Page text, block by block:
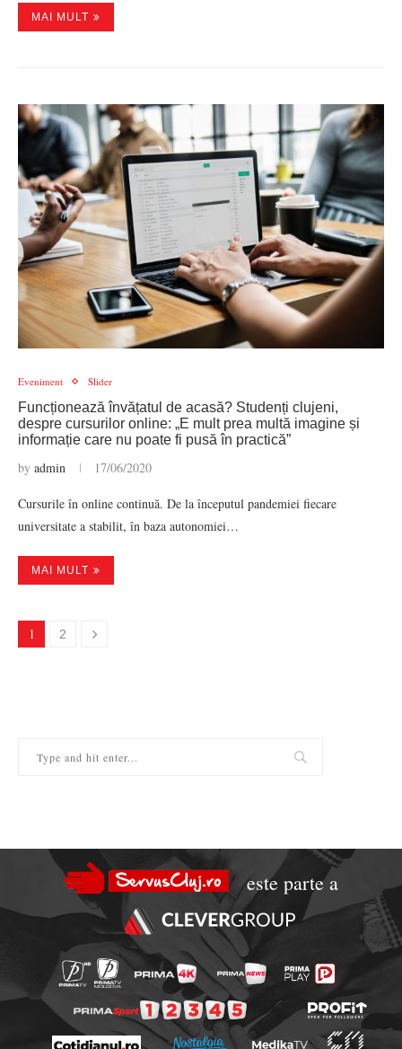
MAI MULT
Eveniment Slider
Funcționează învățatul de acasă? Studenți clujeni,
despre cursurilor online: „E mult prea multă imagine și
informație care nu poate fi pusă în practică”
by admin 17/06/2020
Cursurile în online continuă. De la începutul pandemiei fiecare
universitate a stabilit, în baza autonomiei…
MAI MULT
1 2
este parte a